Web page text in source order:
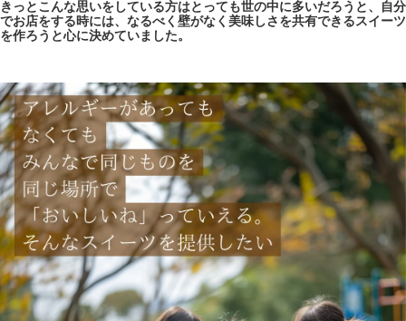
きっとこんな思いをしている方はとっても世の中に多いだろうと、自分
でお店をする時には、なるべく壁がなく美味しさを共有できるスイーツ
を作ろうと心に決めていました。